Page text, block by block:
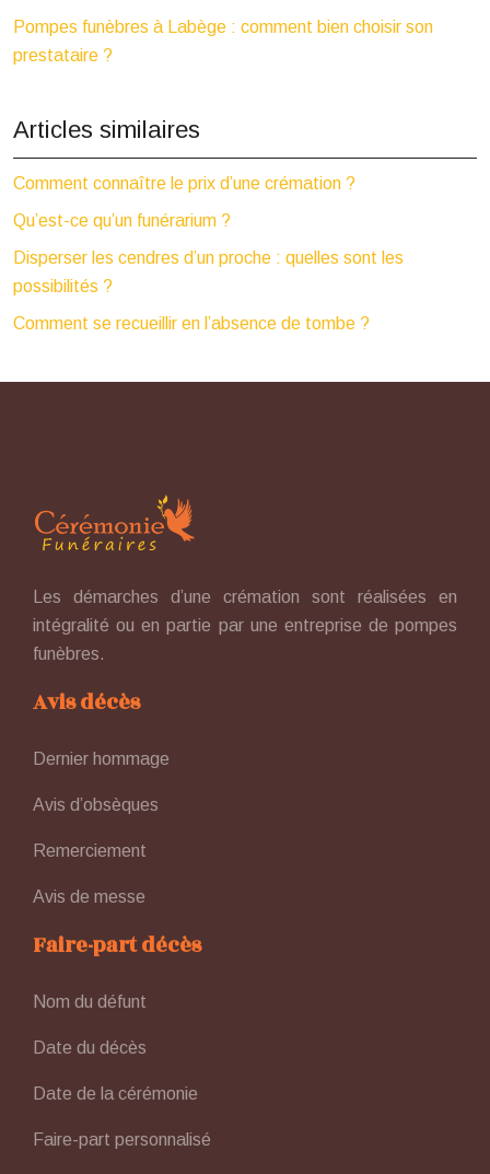
Pompes funèbres à Labège : comment bien choisir son
prestataire ?
Articles similaires
Comment connaître le prix d’une crémation ?
Qu’est-ce qu’un funérarium ?
Disperser les cendres d’un proche : quelles sont les
possibilités ?
Comment se recueillir en l’absence de tombe ?
Les démarches d’une crémation sont réalisées en
intégralité ou en partie par une entreprise de pompes
funèbres.
Avis décès
Dernier hommage
Avis d’obsèques
Remerciement
Avis de messe
Faire-part décès
Nom du défunt
Date du décès
Date de la cérémonie
Faire-part personnalisé